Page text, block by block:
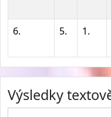
6. 5. 1.
Výsledky